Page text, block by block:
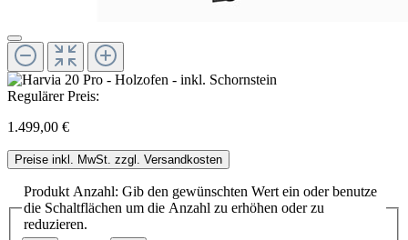
Regulärer Preis:
1.499,00 €
Preise inkl. MwSt. zzgl. Versandkosten
Produkt Anzahl: Gib den gewünschten Wert ein oder benutze
die Schaltflächen um die Anzahl zu erhöhen oder zu
reduzieren.